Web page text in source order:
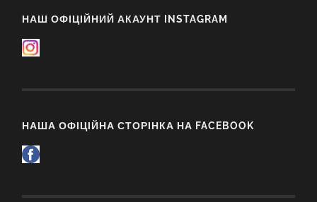
НАШ ОФІЦІЙНИЙ АКАУНТ INSTAGRAM
НАША ОФІЦІЙНА СТОРІНКА НА FACEBOOK